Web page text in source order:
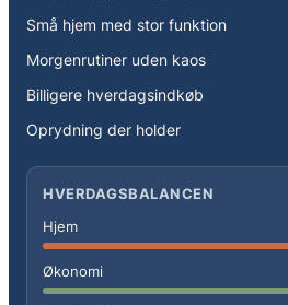
Små hjem med stor funktion
Morgenrutiner uden kaos
Billigere hverdagsindkøb
Oprydning der holder
HVERDAGSBALANCEN
Hjem
Økonomi